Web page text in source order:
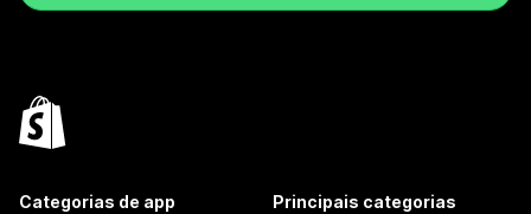
Categorias de app Principais categorias